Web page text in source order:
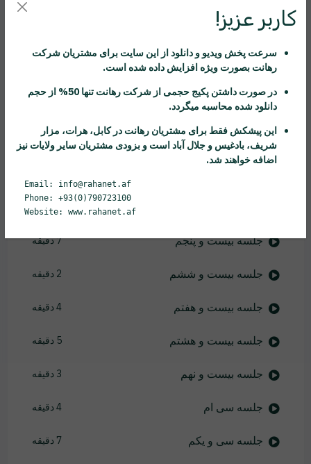
جلسه بیستم
جلسه بیست و یکم
جلسه بیست و دوم
6 دقیقه
جلسه بیست و پنجم 7 دقیقه
جلسه بیست و ششم 2 دقیقه
جلسه بیست و هفتم 4 دقیقه
جلسه بیست و هشتم 5 دقیقه
جلسه بیست و نهم 3 دقیقه
جلسه سی ام 4 دقیقه
جلسه سی و یکم 7 دقیقه
کاربر عزیز!
سرعت پخش ویدیو و دانلود از این سایت برای مشتریان شرکت
رهانت بصورت ویژه افزایش داده شده است.
در صورت داشتن پکیج حجمی از شرکت رهانت
تنها 50% از حجم
دانلود شده محاسبه میگردد.
این پیشکش فقط برای مشتریان رهانت در کابل، هرات، مزار
شریف، بادغیس و جلال آباد است و بزودی مشتریان سایر ولایات نیز
اضافه خواهند شد.
Email: info@rahanet.af
Phone: +93(0)790723100
Website: www.rahanet.af